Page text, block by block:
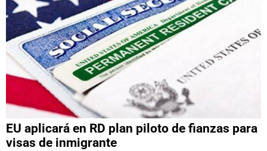
EU aplicará en RD plan piloto de fianzas para
visas de inmigrante